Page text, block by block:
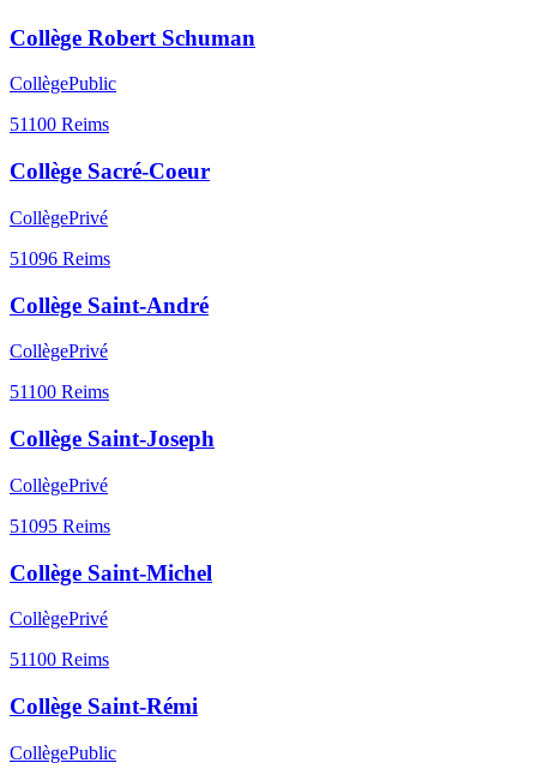
Collège Robert Schuman
CollègePublic
51100 Reims
Collège Sacré-Coeur
CollègePrivé
51096 Reims
Collège Saint-André
CollègePrivé
51100 Reims
Collège Saint-Joseph
CollègePrivé
51095 Reims
Collège Saint-Michel
CollègePrivé
51100 Reims
Collège Saint-Rémi
CollègePublic